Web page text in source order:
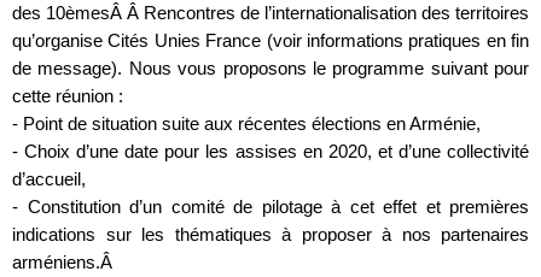
des 10èmesÂ Â Rencontres de l’internationalisation des territoires
qu’organise Cités Unies France (voir informations pratiques en fin
de message). Nous vous proposons le programme suivant pour
cette réunion :
- Point de situation suite aux récentes élections en Arménie,
- Choix d’une date pour les assises en 2020, et d’une collectivité
d’accueil,
- Constitution d’un comité de pilotage à cet effet et premières
indications sur les thématiques à proposer à nos partenaires
arméniens.Â